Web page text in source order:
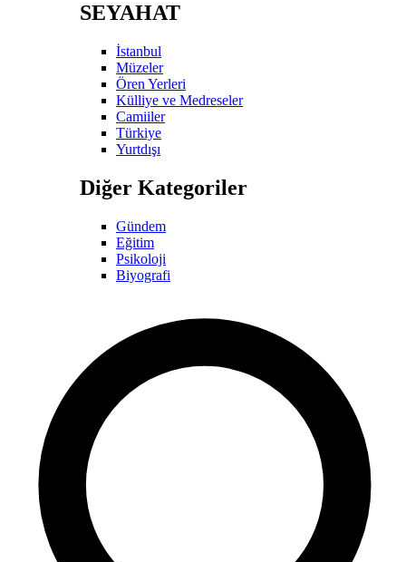
SEYAHAT
İstanbul
Müzeler
Ören Yerleri
Külliye ve Medreseler
Camiiler
Türkiye
Yurtdışı
Diğer Kategoriler
Gündem
Eğitim
Psikoloji
Biyografi